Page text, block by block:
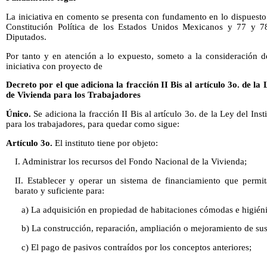
La iniciativa en comento se presenta con fundamento en lo
Constitución Política de los Estados Unidos Mexicanos y 77 y
Diputados.
Por tanto y en atención a lo expuesto, someto a la consideración
iniciativa con proyecto de
Decreto por el que adiciona la fracción II Bis al artículo 3o. de la
de Vivienda para los Trabajadores
Único. Se adiciona la fracción II Bis al artículo 3o. de la Ley del
para los trabajadores, para quedar como sigue:
Artículo 3o. El instituto tiene por objeto:
I. Administrar los recursos del Fondo Nacional de la Vivienda;
II. Establecer y operar un sistema de financiamiento que
barato y suficiente para:
a) La adquisición en propiedad de habitaciones cómodas e
b) La construcción, reparación, ampliación o mejoramiento de
c) El pago de pasivos contraídos por los conceptos anteriores;